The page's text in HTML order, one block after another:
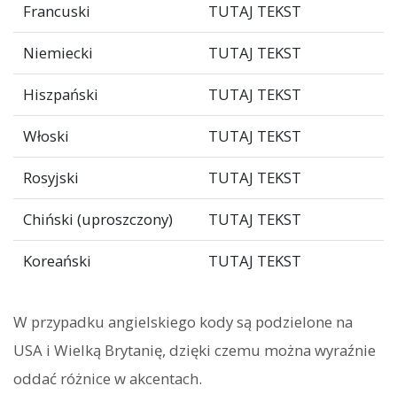
Francuski TUTAJ TEKST
Niemiecki TUTAJ TEKST
Hiszpański TUTAJ TEKST
Włoski TUTAJ TEKST
Rosyjski TUTAJ TEKST
Chiński (uproszczony) TUTAJ TEKST
Koreański TUTAJ TEKST
W przypadku angielskiego kody są podzielone na
USA i Wielką Brytanię, dzięki czemu można wyraźnie
oddać różnice w akcentach.